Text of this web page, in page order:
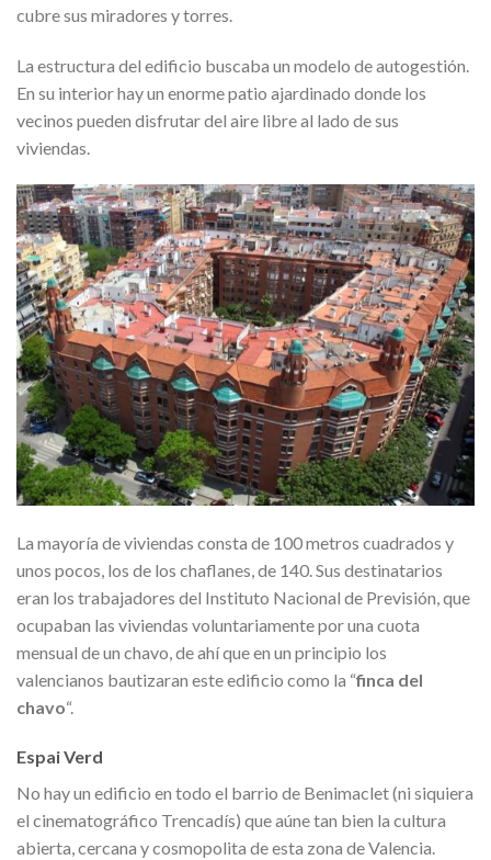
cubre sus miradores y torres.
La estructura del edificio buscaba un modelo de autogestión.
En su interior hay un enorme patio ajardinado donde los
vecinos pueden disfrutar del aire libre al lado de sus
viviendas.
La mayoría de viviendas consta de 100 metros cuadrados y
unos pocos, los de los chaflanes, de 140. Sus destinatarios
eran los trabajadores del Instituto Nacional de Previsión, que
ocupaban las viviendas voluntariamente por una cuota
mensual de un chavo, de ahí que en un principio los
valencianos bautizaran este edificio como la “finca del
chavo“.
Espai Verd
No hay un edificio en todo el barrio de Benimaclet (ni siquiera
el cinematográfico Trencadís) que aúne tan bien la cultura
abierta, cercana y cosmopolita de esta zona de Valencia.